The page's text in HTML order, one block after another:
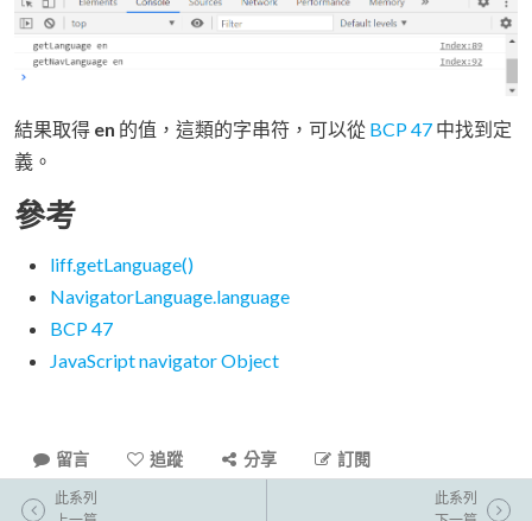
結果取得 en 的值，這類的字串符，可以從 BCP 47 中找到定
義。
參考
liff.getLanguage()
NavigatorLanguage.language
BCP 47
JavaScript navigator Object
留言 追蹤 分享 訂閱
此系列
此系列